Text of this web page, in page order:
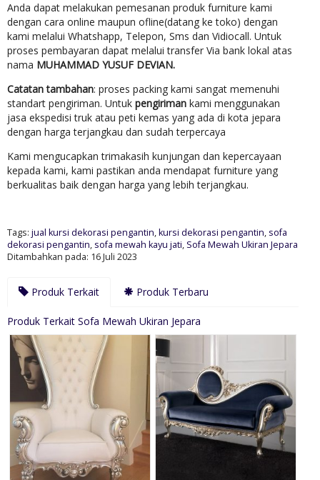
Anda dapat melakukan pemesanan produk furniture kami
dengan cara online maupun ofline(datang ke toko) dengan
kami melalui Whatshapp, Telepon, Sms dan Vidiocall. Untuk
proses pembayaran dapat melalui transfer Via bank lokal atas
nama MUHAMMAD YUSUF DEVIAN.
Catatan tambahan: proses packing kami sangat memenuhi
standart pengiriman. Untuk pengiriman kami menggunakan
jasa ekspedisi truk atau peti kemas yang ada di kota jepara
dengan harga terjangkau dan sudah terpercaya
Kami mengucapkan trimakasih kunjungan dan kepercayaan
kepada kami, kami pastikan anda mendapat furniture yang
berkualitas baik dengan harga yang lebih terjangkau.
Tags: jual kursi dekorasi pengantin,kursi dekorasi pengantin, sofa
dekorasi pengantin, sofa mewah kayu jati, Sofa Mewah Ukiran Jepara
Ditambahkan pada: 16 Juli 2023
Produk Terkait Produk Terbaru
Produk Terkait Sofa Mewah Ukiran Jepara